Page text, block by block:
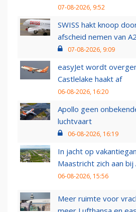
07-08-2026, 9:52
SWISS hakt knoop
afscheid nemen van
07-08-2026, 9:09
easyJet wordt
Castlelake haakt af
06-08-2026, 16:20
Apollo geen
luchtvaart
06-08-2026, 16:19
In jacht op
Maastricht zich aan bij
06-08-2026, 15:56
Meer ruimte voor